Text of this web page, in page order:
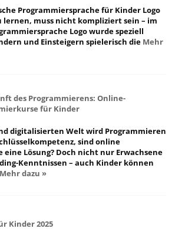
Programmiersprache für Kinder Logo
lernen, muss nicht kompliziert sein – im
Logo wurde speziell
und Einsteigern spielerisch die Mehr
des Programmierens: Online-
für Kinder
digitalisierten Welt wird Programmieren
sind online
eine Lösung? Doch nicht nur Erwachsene
Kenntnissen – auch Kinder können
Mehr dazu »
Kinder 2025